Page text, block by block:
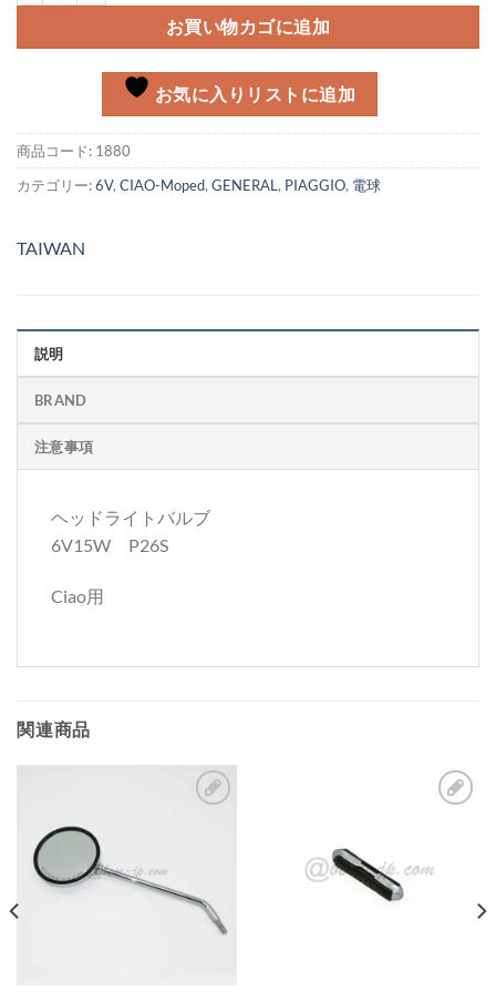
お買い物カゴに追加
お気に入りリストに追加
商品コード: 1880
カテゴリー:6V, CIAO-Moped, GENERAL, PIAGGIO, 電球
TAIWAN
説明
BRAND
注意事項
ヘッドライトバルブ
6V15W P26S
Ciao用
関連商品